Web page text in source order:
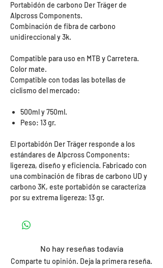
Portabidón de carbono Der Träger de
Alpcross Components.
Combinación de fibra de carbono
unidireccional y 3k.
Compatible para uso en MTB y Carretera.
Color mate.
Compatible con todas las botellas de
ciclismo del mercado:
500ml y 750ml.
Peso: 13 gr.
El portabidón Der Träger responde a los
estándares de Alpcross Components:
ligereza, diseño y eficiencia. Fabricado con
una combinación de fibras de carbono UD y
carbono 3K, este portabidón se caracteriza
por su extrema ligereza: 13 gr.
No hay reseñas todavía
Comparte tu opinión. Deja la primera reseña.